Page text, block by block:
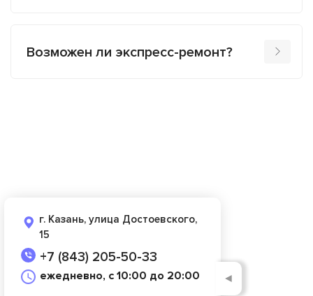
Возможен ли экспресс-ремонт?
г. Казань, улица Достоевского,
15
+7 (843) 205-50-33
ежедневно, с 10:00 до 20:00
◄